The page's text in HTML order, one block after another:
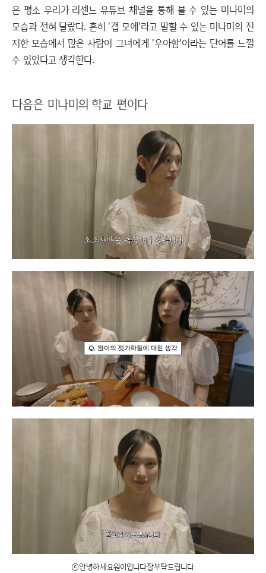
은 평소 우리가 리센느 유튜브 채널을 통해 볼 수 있는 미나미의
모습과 전혀 달랐다. 흔히 '갭 모에'라고 말할 수 있는 미나미의 진
지한 모습에서 많은 사람이 그녀에게 '우아함'이라는 단어를 느낄
수 있었다고 생각한다.
다음은 미나미의 학교 편이다
ⓒ안녕하세요원이입니다잘부탁드립니다